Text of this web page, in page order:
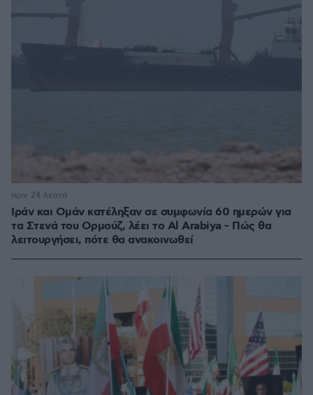
Ιράν και Ομάν κατέληξαν σε συμφωνία 60 ημερών για
τα Στενά του Ορμούζ, λέει το Al Arabiya - Πώς θα
λειτουργήσει, πότε θα ανακοινωθεί
πριν 24 λεπτά